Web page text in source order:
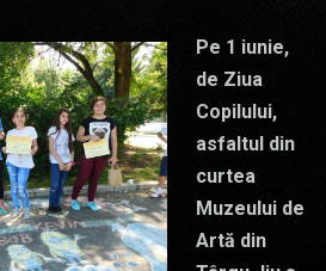
Pe 1 iunie,
de Ziua
Copilului,
asfaltul din
curtea
Muzeului de
Artă din